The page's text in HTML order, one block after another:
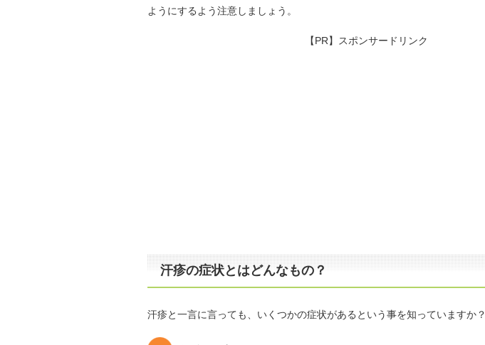
ようにするよう注意しましょう。
【PR】スポンサードリンク
汗疹の症状とはどんなもの？
汗疹と一言に言っても、いくつかの症状があるという事を知っていますか？